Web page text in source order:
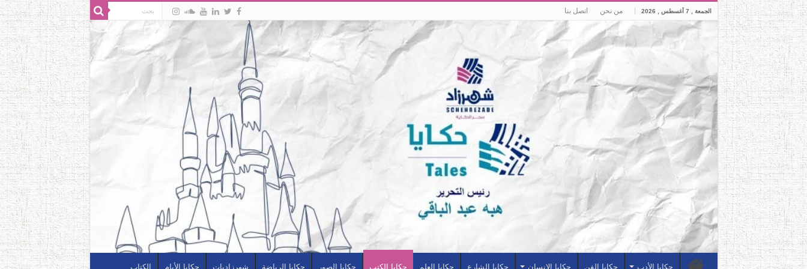
الجمعة , 7 أغسطس , 2026 من نحن اتصل بنا
حكايا الأدب حكايا الفن حكايا الإنسان حكايا الشارع حكايا العلم حكايا الكتب حكايا الصور حكايا الرياضة شهرزاديات حكايا الأيام الكتاب